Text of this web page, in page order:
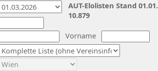
Vorname
AUT-Elolisten Stand
10.879